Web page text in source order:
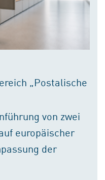
„Postalische
von zwei
europäischer
der